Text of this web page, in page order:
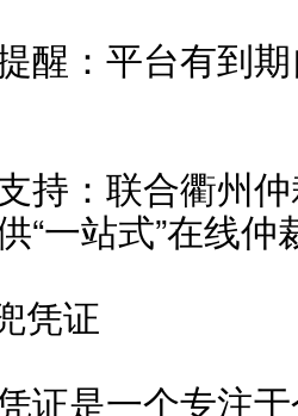
：平台有到期
：联合衢州仲
“一站式”在线
证
是一个专注于